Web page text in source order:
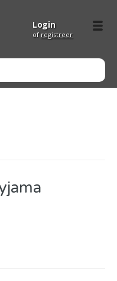
Login
of registreer